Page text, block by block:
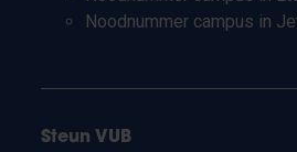
Noodnummer campus in
Steun VUB